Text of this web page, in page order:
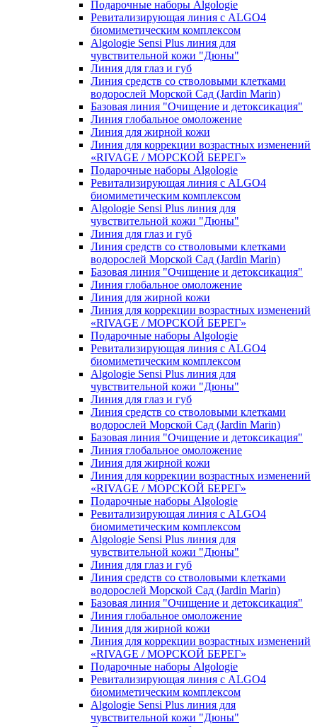
Подарочные наборы Algologie
Ревитализирующая линия с ALGO4
биомиметическим комплексом
Algologie Sensi Plus линия для
чувcтвительной кожи "Дюны"
Линия для глаз и губ
Линия средств со стволовыми клетками
водорослей Морской Сад (Jardin Marin)
Базовая линия "Очищение и детоксикация"
Линия глобальное омоложение
Линия для жирной кожи
Линия для коррекции возрастных изменений
«RIVAGE / МОРСКОЙ БЕРЕГ»
Подарочные наборы Algologie
Ревитализирующая линия с ALGO4
биомиметическим комплексом
Algologie Sensi Plus линия для
чувcтвительной кожи "Дюны"
Линия для глаз и губ
Линия средств со стволовыми клетками
водорослей Морской Сад (Jardin Marin)
Базовая линия "Очищение и детоксикация"
Линия глобальное омоложение
Линия для жирной кожи
Линия для коррекции возрастных изменений
«RIVAGE / МОРСКОЙ БЕРЕГ»
Подарочные наборы Algologie
Ревитализирующая линия с ALGO4
биомиметическим комплексом
Algologie Sensi Plus линия для
чувcтвительной кожи "Дюны"
Линия для глаз и губ
Линия средств со стволовыми клетками
водорослей Морской Сад (Jardin Marin)
Базовая линия "Очищение и детоксикация"
Линия глобальное омоложение
Линия для жирной кожи
Линия для коррекции возрастных изменений
«RIVAGE / МОРСКОЙ БЕРЕГ»
Подарочные наборы Algologie
Ревитализирующая линия с ALGO4
биомиметическим комплексом
Algologie Sensi Plus линия для
чувcтвительной кожи "Дюны"
Линия для глаз и губ
Линия средств со стволовыми клетками
водорослей Морской Сад (Jardin Marin)
Базовая линия "Очищение и детоксикация"
Линия глобальное омоложение
Линия для жирной кожи
Линия для коррекции возрастных изменений
«RIVAGE / МОРСКОЙ БЕРЕГ»
Подарочные наборы Algologie
Ревитализирующая линия с ALGO4
биомиметическим комплексом
Algologie Sensi Plus линия для
чувcтвительной кожи "Дюны"